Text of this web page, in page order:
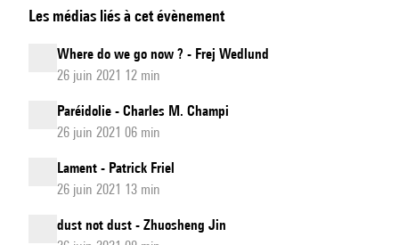
Corps
cordes
Les médias liés à cet évènement
Where do we go now ? - Frej Wedlund
26 juin 2021 12 min
Paréidolie - Charles M. Champi
26 juin 2021 06 min
Lament - Patrick Friel
26 juin 2021 13 min
dust not dust - Zhuosheng Jin